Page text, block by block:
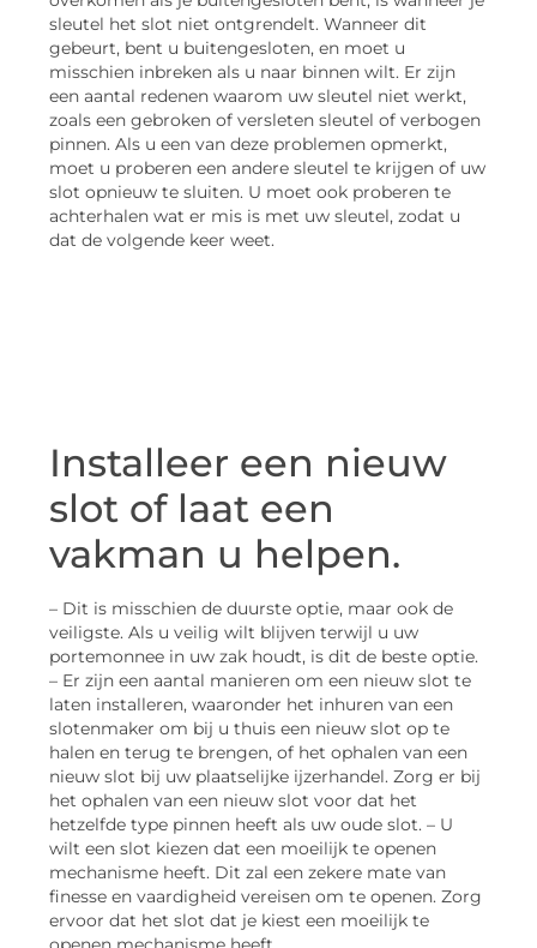
sleutel het slot niet ontgrendelt. Wanneer dit
gebeurt, bent u buitengesloten, en moet u
misschien inbreken als u naar binnen wilt. Er zijn
een aantal redenen waarom uw sleutel niet werkt,
zoals een gebroken of versleten sleutel of verbogen
pinnen. Als u een van deze problemen opmerkt,
moet u proberen een andere sleutel te krijgen of uw
slot opnieuw te sluiten. U moet ook proberen te
achterhalen wat er mis is met uw sleutel, zodat u
dat de volgende keer weet.
Installeer een nieuw
slot of laat een
vakman u helpen.
– Dit is misschien de duurste optie, maar ook de
veiligste. Als u veilig wilt blijven terwijl u uw
portemonnee in uw zak houdt, is dit de beste optie.
– Er zijn een aantal manieren om een nieuw slot te
laten installeren, waaronder het inhuren van een
slotenmaker om bij u thuis een nieuw slot op te
halen en terug te brengen, of het ophalen van een
nieuw slot bij uw plaatselijke ijzerhandel. Zorg er bij
het ophalen van een nieuw slot voor dat het
hetzelfde type pinnen heeft als uw oude slot. – U
wilt een slot kiezen dat een moeilijk te openen
mechanisme heeft. Dit zal een zekere mate van
finesse en vaardigheid vereisen om te openen. Zorg
ervoor dat het slot dat je kiest een moeilijk te
openen mechanisme heeft.